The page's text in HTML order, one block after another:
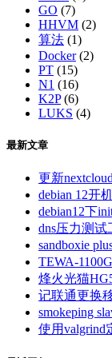
GO (7)
HHVM (2)
算法 (1)
Docker(2)
PT (15)
N1 (16)
K2P(6)
LUKS (4)
最新文章
更新
debian 12开
debian12下
dns压力测试
sandboxie
TEWA-
烽火光猫
记联通更换
smokeping
使用valgrind